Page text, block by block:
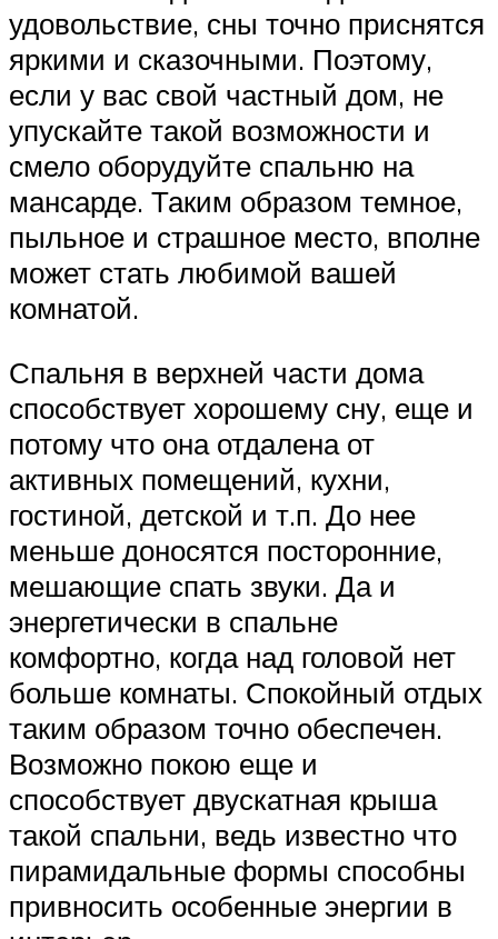
удовольствие, сны точно приснятся
яркими и сказочными. Поэтому,
если у вас свой частный дом, не
упускайте такой возможности и
смело оборудуйте спальню на
мансарде. Таким образом темное,
пыльное и страшное место, вполне
может стать любимой вашей
комнатой.
Спальня в верхней части дома
способствует хорошему сну, еще и
потому что она отдалена от
активных помещений, кухни,
гостиной, детской и т.п. До нее
меньше доносятся посторонние,
мешающие спать звуки. Да и
энергетически в спальне
комфортно, когда над головой нет
больше комнаты. Спокойный отдых
таким образом точно обеспечен.
Возможно покою еще и
способствует двускатная крыша
такой спальни, ведь известно что
пирамидальные формы способны
привносить особенные энергии в